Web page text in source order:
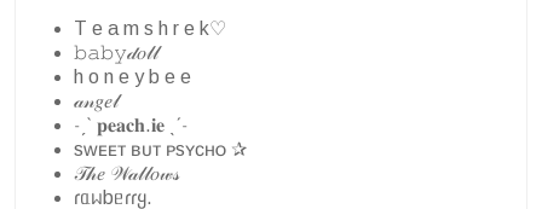
T e a m s h r e k♡
𝚋𝚊𝚋𝚢𝒹𝑜𝓁𝓁
h o n e y b e e
𝒶𝓃𝑔𝑒𝓁
˗ˏˋ 𝐩𝐞𝐚𝐜𝐡.𝐢𝐞 ˎˊ˗
sᴡᴇᴇᴛ ʙᴜᴛ ᴘsʏᴄʜᴏ ✰
𝒯𝒽𝑒 𝒲𝒶𝓁𝓁𝑜𝓌𝓈
ɾᥲᥕbᥱɾɾყ.